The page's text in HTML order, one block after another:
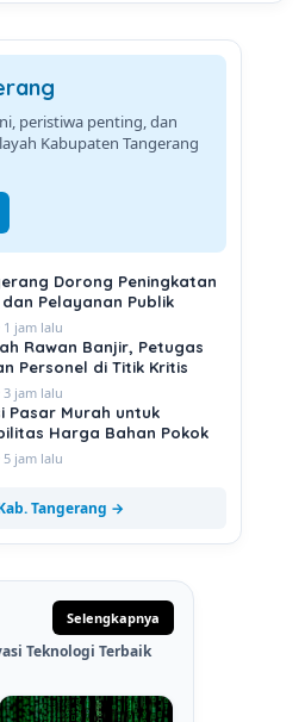
peristiwa penting, dan
Kabupaten Tangerang
Dorong Peningkatan
Pelayanan Publik
1 jam lalu
Rawan Banjir, Petugas
Personel di Titik Kritis
3 jam lalu
Pasar Murah untuk
Harga Bahan Pokok
5 jam lalu
Tangerang →
Selengkapnya
Teknologi Terbaik